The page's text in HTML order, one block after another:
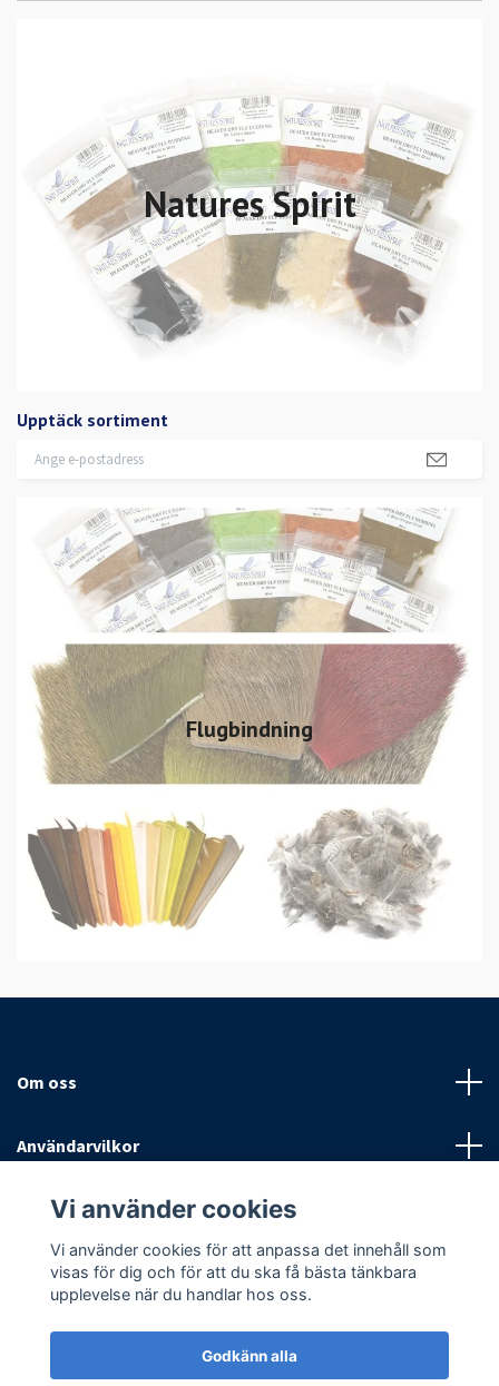
Natures Spirit
Upptäck sortiment
Flugbindning
Om oss
Användarvilkor
Sociala medier
Vi använder cookies
Vi använder cookies för att anpassa det innehåll som
visas för dig och för att du ska få bästa tänkbara
upplevelse när du handlar hos oss.
Godkänn alla